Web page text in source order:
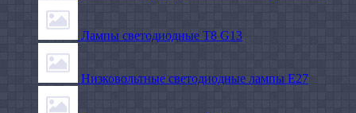
Лампы светодиодные Т8 G13
Низковольтные светодиодные лампы E27